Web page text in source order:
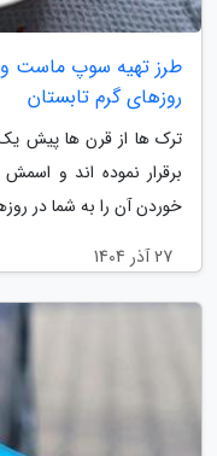
طرز تهیه سوپ ماست
روزهای گرم تابستان
ترک ها از قرن ها پیش
برقرار نموده اند و
خوردن آن را به شما در
27 آذر 1404